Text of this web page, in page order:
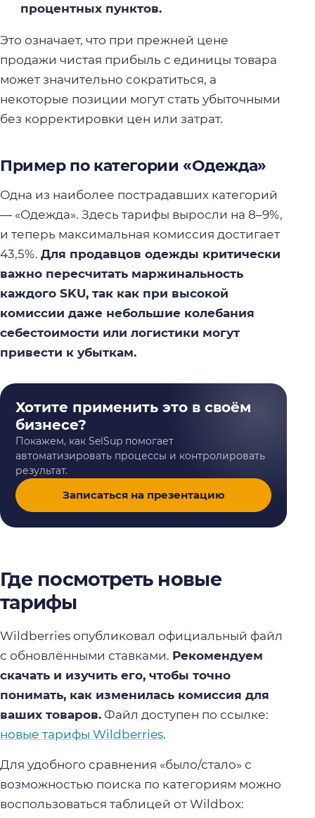
процентных пунктов.
Это означает, что при прежней цене
продажи чистая прибыль с единицы товара
может значительно сократиться, а
некоторые позиции могут стать убыточными
без корректировки цен или затрат.
Пример по категории «Одежда»
Одна из наиболее пострадавших категорий
— «Одежда». Здесь тарифы выросли на 8–9%,
и теперь максимальная комиссия достигает
43,5%. Для продавцов одежды критически
важно пересчитать маржинальность
каждого SKU, так как при высокой
комиссии даже небольшие колебания
себестоимости или логистики могут
привести к убыткам.
Хотите применить это в своём
бизнесе?
Покажем, как SelSup помогает
автоматизировать процессы и контролировать
результат.
Записаться на презентацию
Где посмотреть новые
тарифы
Wildberries опубликовал официальный файл
с обновлёнными ставками. Рекомендуем
скачать и изучить его, чтобы точно
понимать, как изменилась комиссия для
ваших товаров. Файл доступен по ссылке:
новые тарифы Wildberries.
Для удобного сравнения «было/стало» с
возможностью поиска по категориям можно
воспользоваться таблицей от Wildbox: